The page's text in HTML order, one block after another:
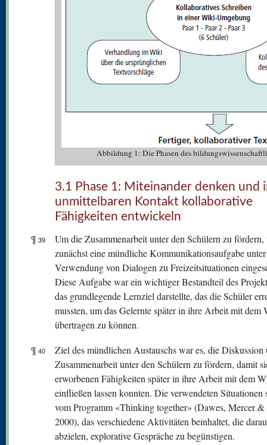
Abbildung 1: Die Phasen des
3.1 Phase 1: Miteinander denken und
unmittelbaren Kontakt kollaborative
Fähigkeiten entwickeln
¶ 39
Um die Zusammenarbeit unter den Schülern zu
zunächst eine mündliche Kommunikationsaufgabe unter
Verwendung von Dialogen zu Freizeitsituationen
Diese Aufgabe war ein wichtiger Bestandteil des
das grundlegende Lernziel darstellte, das die Schüler
mussten, um das Gelernte später in ihre Arbeit mit dem
übertragen zu können.
¶ 40
Ziel des mündlichen Austauschs war es, die Diskussion
Zusammenarbeit unter den Schülern zu fördern, damit
erworbenen Fähigkeiten später in ihre Arbeit mit dem
einfließen lassen konnten. Die verwendeten Situationen
vom Programm «Thinking together» (Dawes, Mercer
2000), das verschiedene Aktivitäten beinhaltet, die
abzielen, explorative Gespräche zu begünstigen.